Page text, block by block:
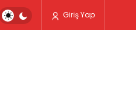
Giriş Yap